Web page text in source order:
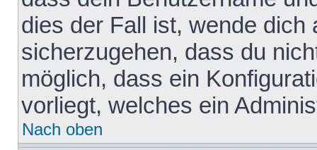
dies der Fall ist, wende dich
sicherzugehen, dass du
möglich, dass ein
vorliegt, welches ein
Nach oben